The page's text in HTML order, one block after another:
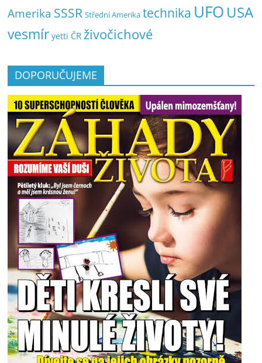
Amerika SSSR Střední Amerika technika UFO USA
vesmír yetti ČR živočichové
DOPORUČUJEME